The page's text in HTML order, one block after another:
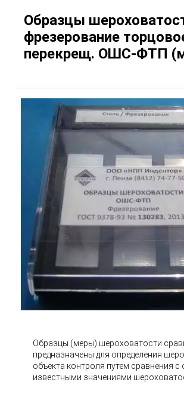
Образцы
фрезерование
перекрещ. ОШС-ФТП
Образцы (меры) шероховатости
предназначены для определения
объекта контроля путем сравнения с
известными значениями